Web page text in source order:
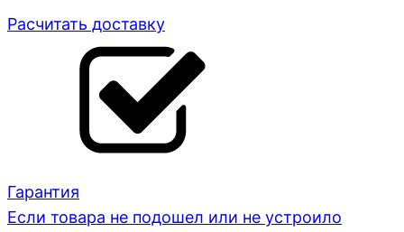
Расчитать доставку
Гарантия
Если товара не подошел или не устроило